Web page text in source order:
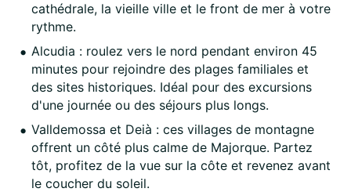
cathédrale, la vieille ville et le front de mer à votre
rythme.
Alcudia : roulez vers le nord pendant environ 45
minutes pour rejoindre des plages familiales et
des sites historiques. Idéal pour des excursions
d'une journée ou des séjours plus longs.
Valldemossa et Deià : ces villages de montagne
offrent un côté plus calme de Majorque. Partez
tôt, profitez de la vue sur la côte et revenez avant
le coucher du soleil.